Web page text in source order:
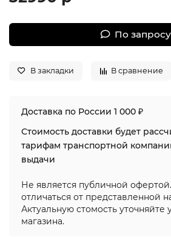
По запросу
В закладки В сравнение
Доставка по России 1 000 ₽
Стоимость доставки будет
тарифам транспортной
выдачи
Не является публичной
отличаться от представленной
Актуальную стомость
магазина.